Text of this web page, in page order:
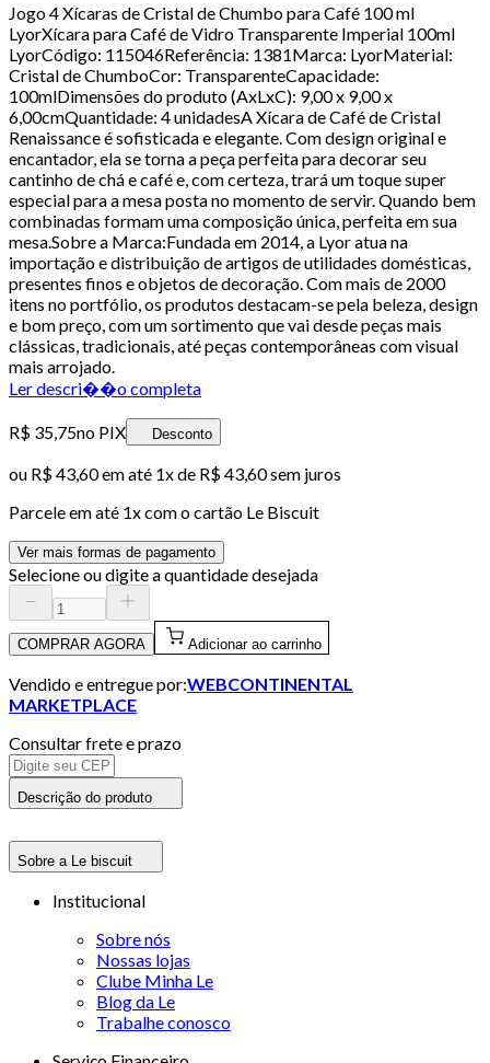
Jogo 4 Xícaras de Cristal de Chumbo para Café 100 ml
LyorXícara para Café de Vidro Transparente Imperial 100ml
LyorCódigo: 115046Referência: 1381Marca: LyorMaterial:
Cristal de ChumboCor: TransparenteCapacidade:
100mlDimensões do produto (AxLxC): 9,00 x 9,00 x
6,00cmQuantidade: 4 unidadesA Xícara de Café de Cristal
Renaissance é sofisticada e elegante. Com design original e
encantador, ela se torna a peça perfeita para decorar seu
cantinho de chá e café e, com certeza, trará um toque super
especial para a mesa posta no momento de servir. Quando bem
combinadas formam uma composição única, perfeita em sua
mesa.Sobre a Marca:Fundada em 2014, a Lyor atua na
importação e distribuição de artigos de utilidades domésticas,
presentes finos e objetos de decoração. Com mais de 2000
itens no portfólio, os produtos destacam-se pela beleza, design
e bom preço, com um sortimento que vai desde peças mais
clássicas, tradicionais, até peças contemporâneas com visual
mais arrojado.
Ler descri��o completa
R$ 35,75no PIX Desconto
ou R$ 43,60em até 1x de R$ 43,60sem juros
Parcele em até 1x com o cartão Le Biscuit
Ver mais formas de pagamento
Selecione ou digite a quantidade desejada
COMPRAR AGORA Adicionar ao carrinho
Vendido e entregue por:WEBCONTINENTAL
MARKETPLACE
Consultar frete e prazo
Descrição do produto
Sobre a Le biscuit
Institucional
Sobre nós
Nossas lojas
Clube Minha Le
Blog da Le
Trabalhe conosco